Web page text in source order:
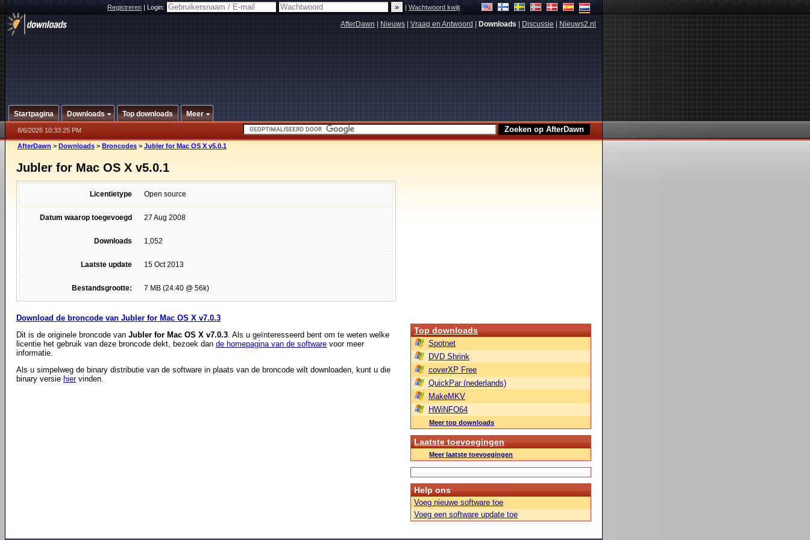
Registreren|Login: |Wachtwoord kwijt
AfterDawn Nieuws Vraag en Antwoord Downloads Discussie Nieuws2.nl
Startpagina Downloads Top downloads Meer
8/6/2026 10:33:25 PM
AfterDawn > Downloads > Broncodes > Jubler for Mac OS X v5.0.1
Jubler for Mac OS X v5.0.1
Licentietype Open source
Datum waarop toegevoegd 27 Aug 2008
Downloads 1,052
Laatste update 15 Oct 2013
Bestandsgrootte: 7 MB (24:40 @ 56k)
Download de broncode van Jubler for Mac OS X v7.0.3
Dit is de originele broncode van Jubler for Mac OS X v7.0.3. Als u geïnteresseerd bent om te weten welke
licentie het gebruik van deze broncode dekt, bezoek dan de homepagina van de software voor meer
informatie.
Als u simpelweg de binary distributie van de software in plaats van de broncode wilt downloaden, kunt u die
binary versie hiervinden.
Top downloads
Spotnet
DVD Shrink
coverXP Free
QuickPar (nederlands)
MakeMKV
HWiNFO64
Meer top downloads
Laatste toevoegingen
Meer laatste toevoegingen
Help ons
Voeg nieuwe software toe
Voeg een software update toe